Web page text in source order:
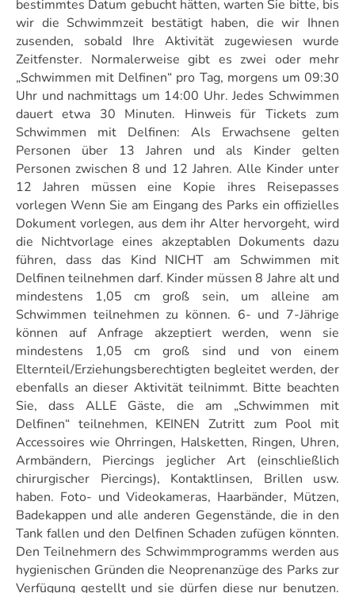
bestimmtes Datum gebucht hätten, warten Sie bitte, bis
wir die Schwimmzeit bestätigt haben, die wir Ihnen
zusenden, sobald Ihre Aktivität zugewiesen wurde
Zeitfenster. Normalerweise gibt es zwei oder mehr
„Schwimmen mit Delfinen“ pro Tag, morgens um 09:30
Uhr und nachmittags um 14:00 Uhr. Jedes Schwimmen
dauert etwa 30 Minuten. Hinweis für Tickets zum
Schwimmen mit Delfinen: Als Erwachsene gelten
Personen über 13 Jahren und als Kinder gelten
Personen zwischen 8 und 12 Jahren. Alle Kinder unter
12 Jahren müssen eine Kopie ihres Reisepasses
vorlegen Wenn Sie am Eingang des Parks ein offizielles
Dokument vorlegen, aus dem ihr Alter hervorgeht, wird
die Nichtvorlage eines akzeptablen Dokuments dazu
führen, dass das Kind NICHT am Schwimmen mit
Delfinen teilnehmen darf. Kinder müssen 8 Jahre alt und
mindestens 1,05 cm groß sein, um alleine am
Schwimmen teilnehmen zu können. 6- und 7-Jährige
können auf Anfrage akzeptiert werden, wenn sie
mindestens 1,05 cm groß sind und von einem
Elternteil/Erziehungsberechtigten begleitet werden, der
ebenfalls an dieser Aktivität teilnimmt. Bitte beachten
Sie, dass ALLE Gäste, die am „Schwimmen mit
Delfinen“ teilnehmen, KEINEN Zutritt zum Pool mit
Accessoires wie Ohrringen, Halsketten, Ringen, Uhren,
Armbändern, Piercings jeglicher Art (einschließlich
chirurgischer Piercings), Kontaktlinsen, Brillen usw.
haben. Foto- und Videokameras, Haarbänder, Mützen,
Badekappen und alle anderen Gegenstände, die in den
Tank fallen und den Delfinen Schaden zufügen könnten.
Den Teilnehmern des Schwimmprogramms werden aus
hygienischen Gründen die Neoprenanzüge des Parks zur
Verfügung gestellt und sie dürfen diese nur benutzen.